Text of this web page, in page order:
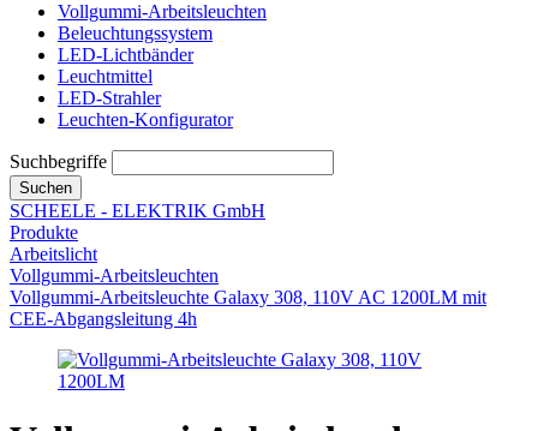
Vollgummi-Arbeitsleuchten
Beleuchtungssystem
LED-Lichtbänder
Leuchtmittel
LED-Strahler
Leuchten-Konfigurator
Suchbegriffe
Suchen
SCHEELE - ELEKTRIK GmbH
Produkte
Arbeitslicht
Vollgummi-Arbeitsleuchten
Vollgummi-Arbeitsleuchte Galaxy 308, 110V AC 1200LM mit
CEE-Abgangsleitung 4h